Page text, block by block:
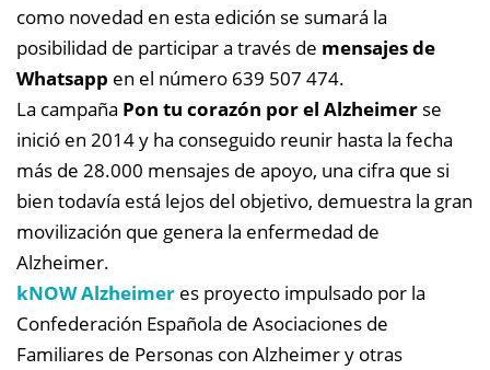
como novedad en esta edición se sumará la
posibilidad de participar a través de mensajes de
Whatsapp en el número 639 507 474.
La campaña Pon tu corazón por el Alzheimer se
inició en 2014 y ha conseguido reunir hasta la fecha
más de 28.000 mensajes de apoyo, una cifra que si
bien todavía está lejos del objetivo, demuestra la gran
movilización que genera la enfermedad de
Alzheimer.
kNOW Alzheimer es proyecto impulsado por la
Confederación Española de Asociaciones de
Familiares de Personas con Alzheimer y otras